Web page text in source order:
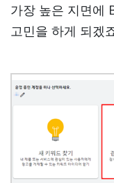
가장 높은 지면에
고민을 하게 되겠